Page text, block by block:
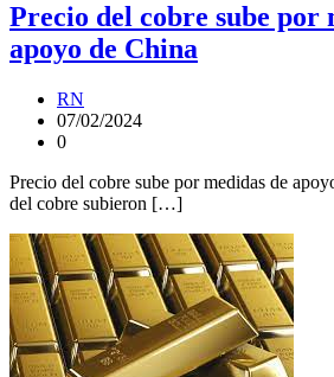
Precio del cobre sube por
apoyo de China
RN
07/02/2024
0
Precio del cobre sube por medidas de
del cobre subieron […]